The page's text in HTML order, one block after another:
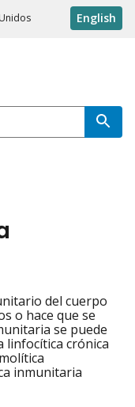
English
del cuerpo
o hace que se
se puede
linfocítica crónica
inmunitaria